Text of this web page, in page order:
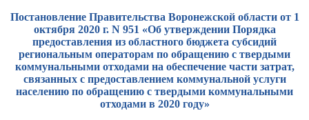
Постановление Правительства Воронежской области от 1
октября 2020 г. N 951 «Об утверждении Порядка
предоставления из областного бюджета субсидий
региональным операторам по обращению с твердыми
коммунальными отходами на обеспечение части затрат,
связанных с предоставлением коммунальной услуги
населению по обращению с твердыми коммунальными
отходами в 2020 году»